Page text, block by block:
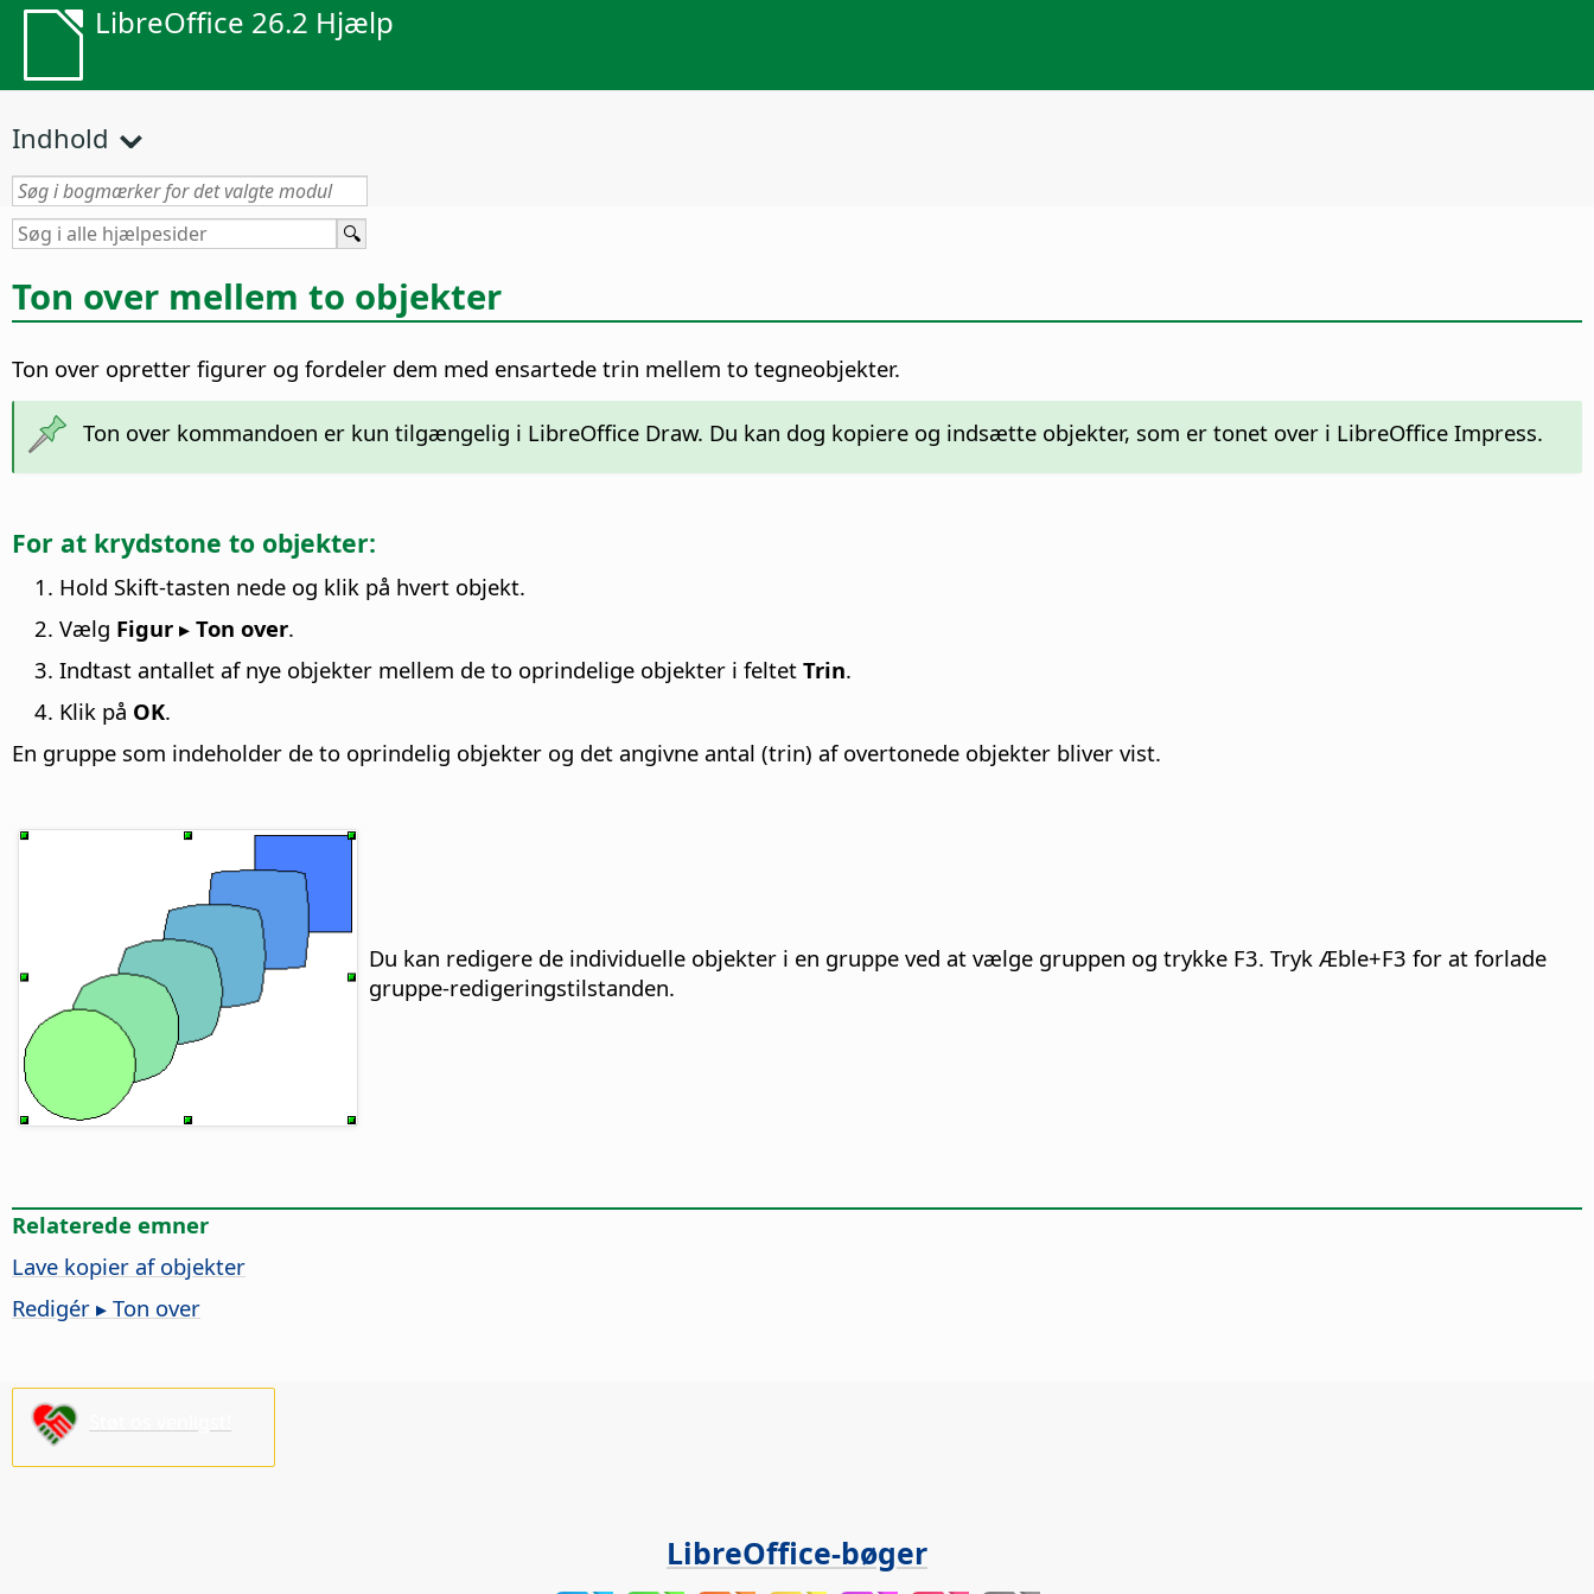
LibreOffice 26.2 Hjælp
Indhold
Ton over mellem to objekter
Ton over opretter figurer og fordeler dem med ensartede trin mellem to tegneobjekter.
Ton over kommandoen er kun tilgængelig i LibreOffice Draw. Du kan dog kopiere og indsætte objekter, som er tonet over i LibreOffice Impress.
For at krydstone to objekter:
Hold Skift-tasten nede og klik på hvert objekt.
Vælg Figur ▸ Ton over.
Indtast antallet af nye objekter mellem de to oprindelige objekter i feltet Trin.
Klik på OK.
En gruppe som indeholder de to oprindelig objekter og det angivne antal (trin) af overtonede objekter bliver vist.
Du kan redigere de individuelle objekter i en gruppe ved at vælge gruppen og trykke F3. TrykÆble+F3 for at forlade
gruppe-redigeringstilstanden.
Relaterede emner
Lave kopier af objekter
Redigér ▸ Ton over
LibreOffice-bøger